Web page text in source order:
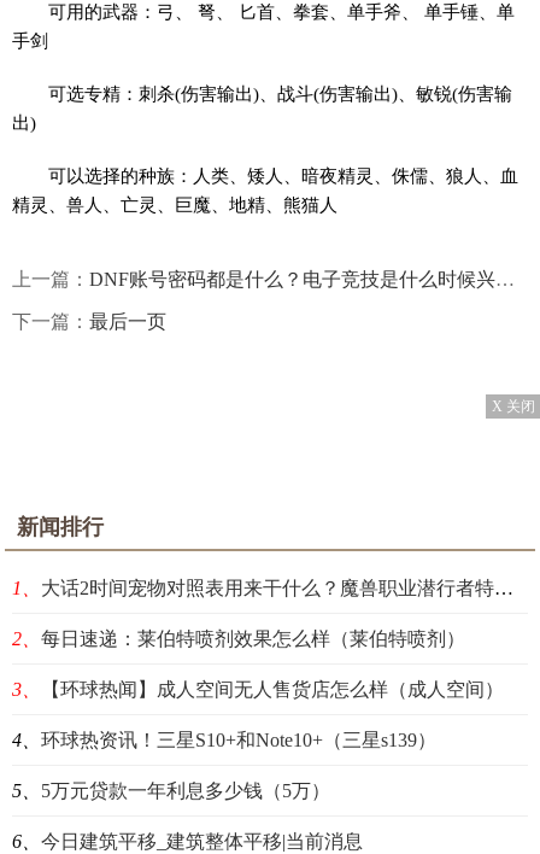
可用的武器：弓、 弩、 匕首、拳套、单手斧、 单手锤、单
手剑
可选专精：刺杀(伤害输出)、战斗(伤害输出)、敏锐(伤害输
出)
可以选择的种族：人类、矮人、暗夜精灵、侏儒、狼人、血
精灵、兽人、亡灵、巨魔、地精、熊猫人
上一篇： DNF账号密码都是什么？电子竞技是什么时候兴起的？
下一篇： 最后一页
X 关闭
新闻排行
1、 大话2时间宠物对照表用来干什么？魔兽职业潜行者特点是什么？
2、 每日速递：莱伯特喷剂效果怎么样（莱伯特喷剂）
3、 【环球热闻】成人空间无人售货店怎么样（成人空间）
4、 环球热资讯！三星S10+和Note10+（三星s139）
5、 5万元贷款一年利息多少钱（5万）
6、 今日建筑平移_建筑整体平移|当前消息